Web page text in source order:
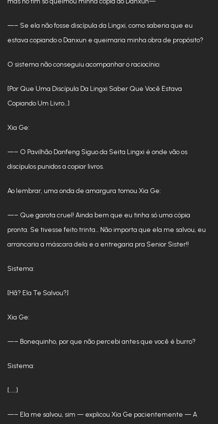
—– Se ela não fosse discípula da Lingxi, como saberia que eu
estava copiando o Danxun e queimaria minha obra de propósito?
O sistema não conseguiu acompanhar o raciocínio:
[Por Que Uma Discípula Da Lingxi Saber Que Você Estava
Copiando Um Livro…]
Xia Ge:
—– O Pavilhão Danfeng Siguo da Seita Lingxi é onde vão os
discípulos punidos a copiar livros.
Ao lembrar, uma onda de amargura tomou Xia Ge:
—– Que garota cruel! Ainda bem que eu tinha só uma cópia
pronta. Se tivesse feito trinta… Não importa que ela me salvou, eu
arrancaria a máscara dela e a entregaria pra Senior Sister!!
Sistema:
[Hã? Ela Te Salvou?]
Xia Ge:
—– Bonequinho, por que não percebi antes que você é burro?
Sistema:
[……]
—– Ela me salvou, sim — explicou Xia Ge pacientemente — A